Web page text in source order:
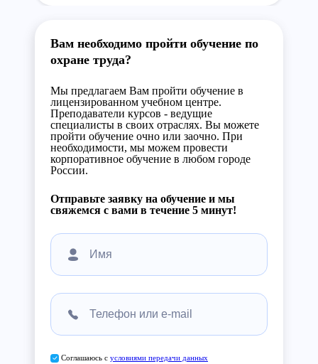
Вам необходимо пройти обучение по
охране труда?
Мы предлагаем Вам пройти обучение в
лицензированном учебном центре.
Преподаватели курсов - ведущие
специалисты в своих отраслях. Вы можете
пройти обучение очно или заочно. При
необходимости, мы можем провести
корпоративное обучение в любом городе
России.
Отправьте заявку на обучение и мы
свяжемся с вами в течение 5 минут!
Соглашаюсь с условиями передачи данных